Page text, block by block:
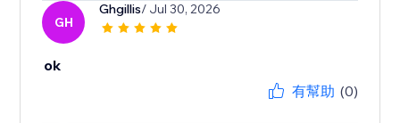
GH
Ghgillis/ Jul 30, 2026
ok
有幫助 (0)